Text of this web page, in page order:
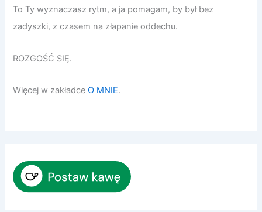
To Ty wyznaczasz rytm, a ja pomagam, by był bez
zadyszki, z czasem na złapanie oddechu.
ROZGOŚĆ SIĘ.
Więcej w zakładceO MNIE.